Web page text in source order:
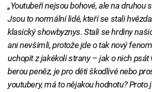
„Youtubeři nejsou bohové, ale na druhou
Jsou to normální lidé, kteří se stali
klasický showbyznys. Stali se hrdiny
ani nevšimli, protože jde o tak nový
uchopit z jakékoli strany – jak o nich psát
berou peněz, je pro děti škodlivé nebo
youtubery, má to nějakou hodnotu?